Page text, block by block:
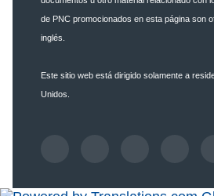
de PNC promocionados en esta página son
inglés.
Este sitio web está dirigido solamente a
Unidos.